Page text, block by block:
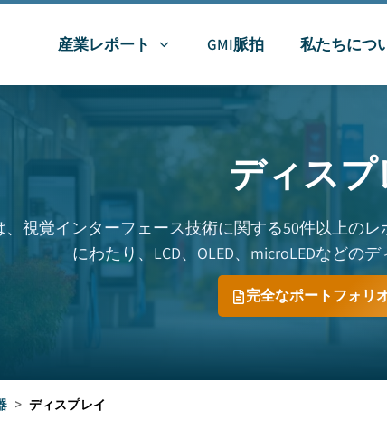
産業レポート GMI脈拍 私たちにつ
ディスプ
視覚インターフェース技術に関する50件以上の
にわたり、LCD、OLED、microLEDなどの
完全なポートフォリ
> ディスプレイ